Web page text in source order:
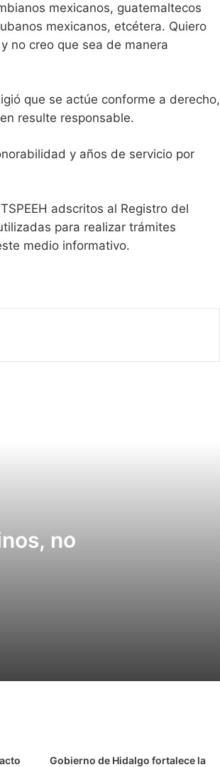
mexicanos, guatemaltecos
mexicanos, etcétera. Quiero
no creo que sea de manera
que se actúe conforme a derecho,
resulte responsable.
y años de servicio por
adscritos al Registro del
para realizar trámites
medio informativo.
no
adultos mayores
Gobierno de Hidalgo fortalece la